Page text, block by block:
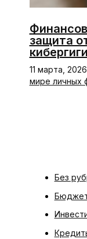
защита
11 марта, 2026
мире личных
Без